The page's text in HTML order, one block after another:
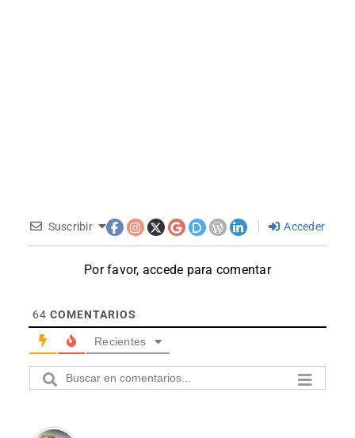
Suscribir Acceder
Por favor, accede para comentar
64 COMENTARIOS
Recientes